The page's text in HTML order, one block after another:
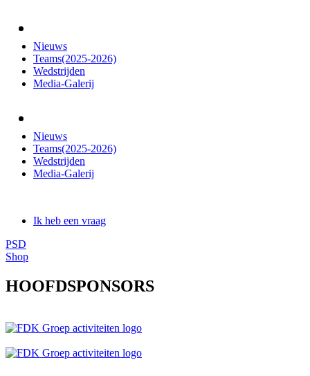
Nieuws
Teams(2025-2026)
Wedstrijden
Media-Galerij
Nieuws
Teams(2025-2026)
Wedstrijden
Media-Galerij
Ik heb een vraag
PSD
Shop
HOOFDSPONSORS